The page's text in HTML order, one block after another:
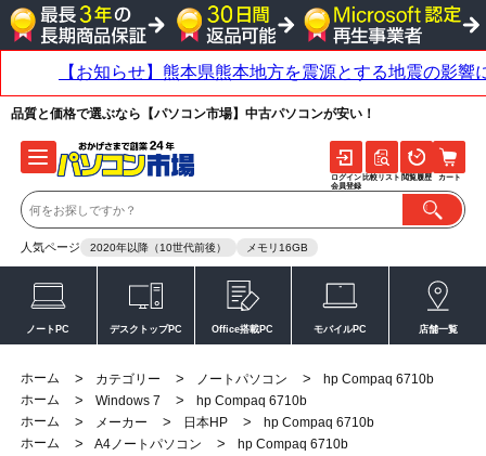
品質と価格で選ぶなら【パソコン市場】中古パソコンが安い！
人気ページ 2020年以降（10世代前後） メモリ16GB
ログイン
会員登録
比較リスト 閲覧履歴 カート
ノートPC デスクトップPC Office搭載PC モバイルPC 店舗一覧
ホーム > カテゴリー > ノートパソコン >
hp Compaq 6710b
ホーム
> Windows 7 >
hp Compaq 6710b
ホーム
> メーカー > 日本HP >
hp Compaq 6710b
ホーム
> A4ノートパソコン >
hp Compaq 6710b